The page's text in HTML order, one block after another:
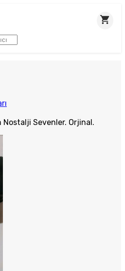
Nostalji Sevenler. Orjinal.